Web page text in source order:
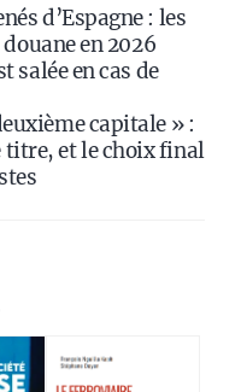
d’Espagne : les
en 2026
salée en cas de
capitale » :
titre, et le choix final